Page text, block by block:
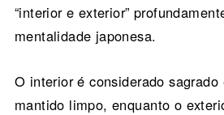
“interior e exterior”
mentalidade japonesa.
O interior é considerado
mantido limpo, enquanto o